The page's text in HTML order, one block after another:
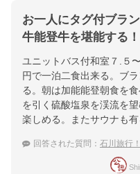
お一人にタグ付ブラ
牛能登牛を堪能する！
ユニットバス付和室７.５
円で一泊二食出来る。ブ
る。朝は加能能登朝食を
を引く硫酸塩泉を渓流を
楽しめる。またサウナも有
回答された質問： 石川旅行！